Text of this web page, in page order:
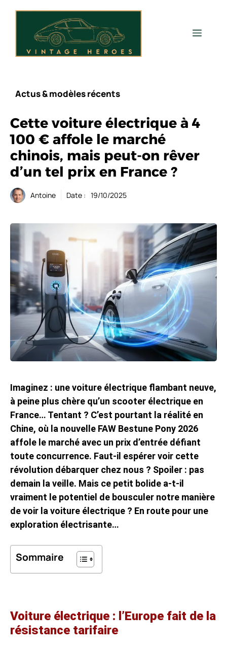
Menu
Actus & modèles récents
Cette voiture électrique à 4
100 € affole le marché
chinois, mais peut-on rêver
d’un tel prix en France ?
Antoine Date : 19/10/2025
Imaginez : une voiture électrique flambant neuve,
à peine plus chère qu’un scooter électrique en
France… Tentant ? C’est pourtant la réalité en
Chine, où la nouvelle FAW Bestune Pony 2026
affole le marché avec un prix d’entrée défiant
toute concurrence. Faut-il espérer voir cette
révolution débarquer chez nous ? Spoiler : pas
demain la veille. Mais ce petit bolide a-t-il
vraiment le potentiel de bousculer notre manière
de voir la voiture électrique ? En route pour une
exploration électrisante…
Sommaire
Voiture électrique : l’Europe fait de la
résistance tarifaire